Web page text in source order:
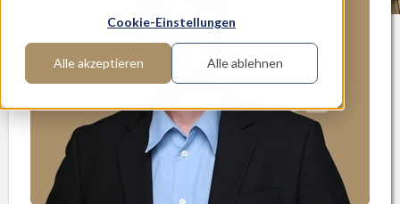
Cookie-Einstellungen
Alle akzeptieren Alle ablehnen